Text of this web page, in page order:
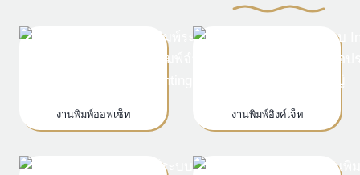
งานพิมพ์ออฟเซ็ท งานพิมพ์อิงค์เจ็ท